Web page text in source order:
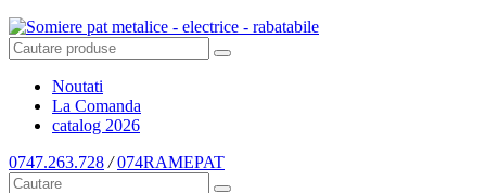
Noutati
La Comanda
catalog 2026
0747.263.728 / 074RAMEPAT